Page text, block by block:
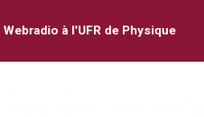
Webradio à l'UFR de Physique